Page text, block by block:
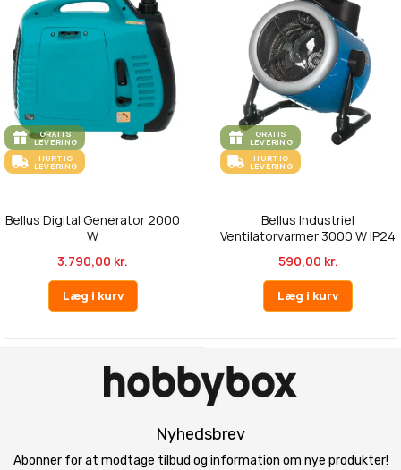
GRATIS
LEVERING
HURTIG
LEVERING
Bellus Digital Generator 2000
W
3.790,00 kr.
Læg i kurv
GRATIS
LEVERING
HURTIG
LEVERING
Bellus Industriel
Ventilatorvarmer 3000 W IP24
590,00 kr.
Læg i kurv
Nyhedsbrev
Abonner for at modtage tilbud og information om nye produkter!